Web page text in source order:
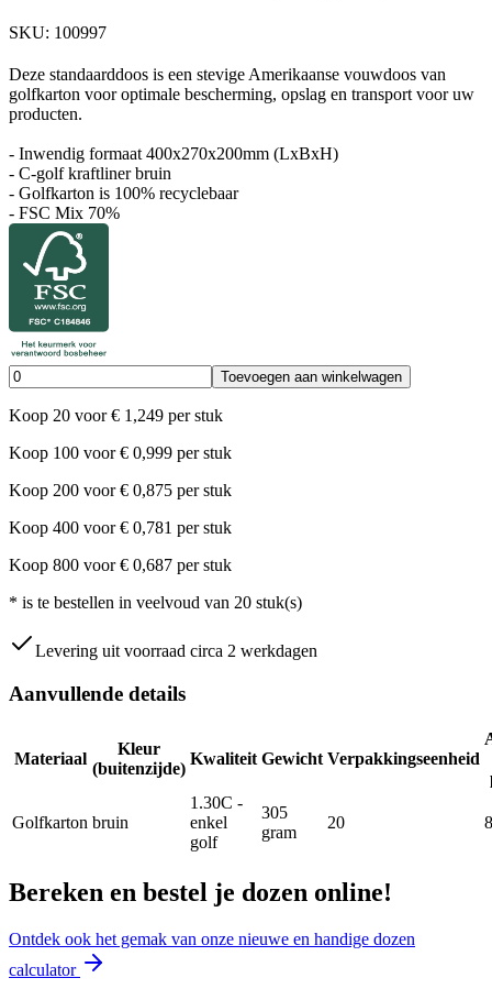
SKU: 100997
Deze standaarddoos is een stevige Amerikaanse vouwdoos van
golfkarton voor optimale bescherming, opslag en transport voor uw
producten.
- Inwendig formaat 400x270x200mm (LxBxH)
- C-golf kraftliner bruin
- Golfkarton is 100% recyclebaar
- FSC Mix 70%
Toevoegen aan winkelwagen
Koop 20 voor € 1,249 per stuk
Koop 100 voor € 0,999 per stuk
Koop 200 voor € 0,875 per stuk
Koop 400 voor € 0,781 per stuk
Koop 800 voor € 0,687 per stuk
* is te bestellen in veelvoud van 20 stuk(s)
Levering uit voorraad circa 2 werkdagen
Aanvullende details
Materiaal
Kleur
(buitenzijde)
Kwaliteit Gewicht Verpakkingseenheid
Golfkarton bruin
1.30C -
enkel
golf
305
gram
20
Bereken en bestel je dozen online!
Ontdek ook het gemak van onze nieuwe en handige dozen
calculator